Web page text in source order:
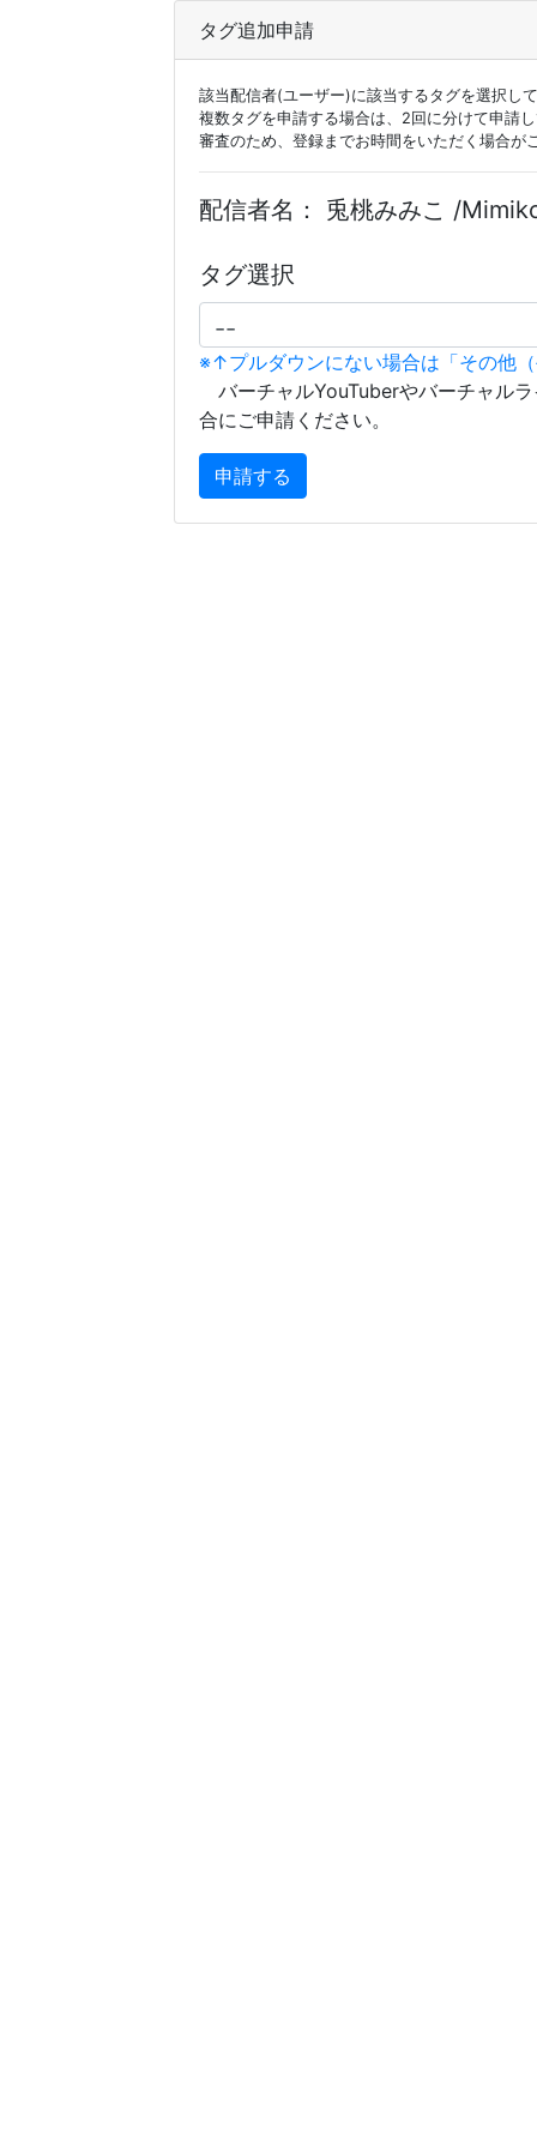
タグ追加申請
該当配信者(ユーザー)に該当するタグを選択し
複数タグを申請する場合は、2回に分けて申請
審査のため、登録までお時間をいただく場合が
配信者名： 兎桃みみこ /
タグ選択
※↑プルダウンにない場合は「その他
バーチャルYouTuberやバーチャル
合にご申請ください。
申請する